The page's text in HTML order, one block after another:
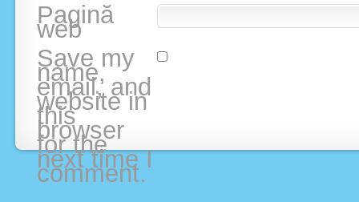
Pagină
web
Save my
name,
email, and
website in
this
browser
for the
next time I
comment.